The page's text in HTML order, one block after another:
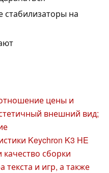
стабилизаторы на
цены и
внешний вид;
Keychron K3 HE
сборки
текста и игр, а также